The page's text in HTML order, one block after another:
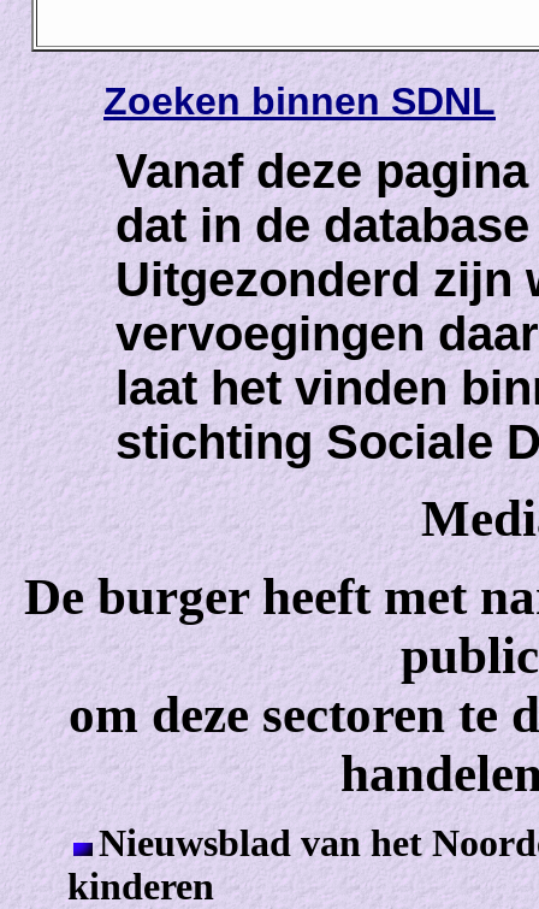
Zoeken binnen SDNL
Vanaf deze
dat in de
Uitgezonderd zijn
vervoegingen
laat het vinden
stichting Sociale
De burger heeft met
om deze sectoren te
Nieuwsblad van het
kinderen